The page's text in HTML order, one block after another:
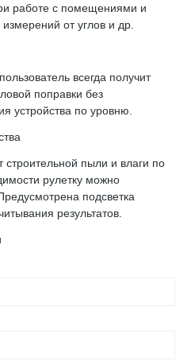
работе с помещениями и
от углов и др.
всегда получит
поправки без
устройства по уровню.
пыли и влаги по
рулетку можно
подсветка
результатов.